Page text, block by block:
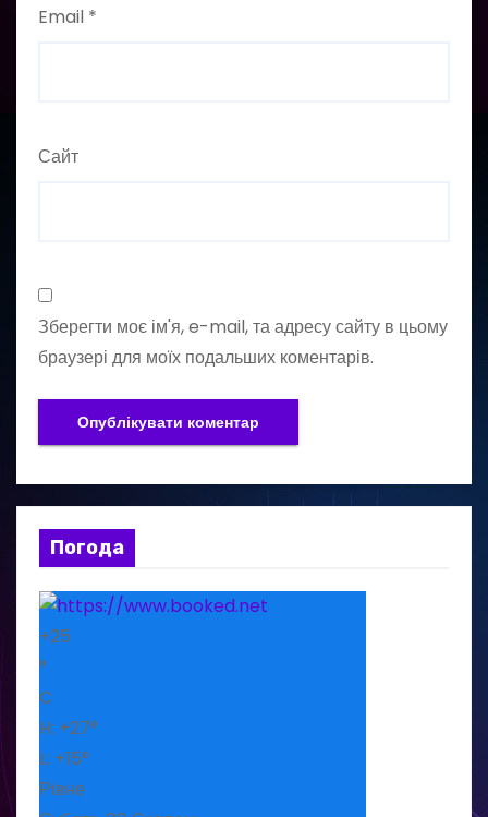
Email *
Сайт
Зберегти моє ім'я, e-mail, та адресу сайту в цьому
браузері для моїх подальших коментарів.
Погода
+25
°
C
H: +27°
L: +15°
Рівне